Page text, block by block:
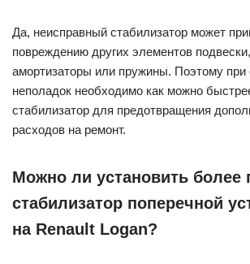
Да, неисправный стабилизатор может
повреждению других элементов
амортизаторы или пружины. Поэтому при
неполадок необходимо как можно
стабилизатор для предотвращения
расходов на ремонт.
Можно ли установить более
стабилизатор поперечной
на Renault Logan?